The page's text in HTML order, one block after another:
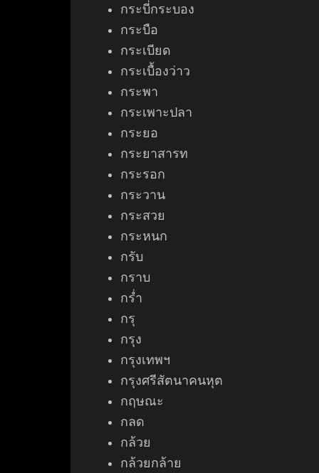
กระบี่กระบอง
กระบือ
กระเบียด
กระเบื้องว่าว
กระพา
กระเพาะปลา
กระยอ
กระยาสารท
กระรอก
กระวาน
กระสวย
กระหนก
กรับ
กราบ
กร่ำ
กรุ
กรุง
กรุงเทพฯ
กรุงศรีสัตนาคนหุต
กฤษณะ
กลด
กล้วย
กล้วยกล้าย